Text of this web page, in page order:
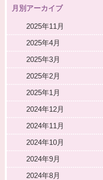
月別アーカイブ
2025年11月
2025年4月
2025年3月
2025年2月
2025年1月
2024年12月
2024年11月
2024年10月
2024年9月
2024年8月